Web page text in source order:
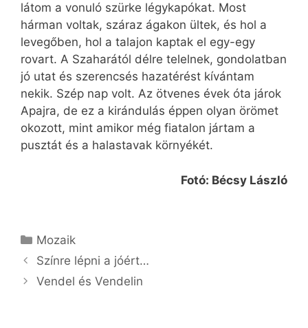
látom a vonuló szürke légykapókat. Most
hárman voltak, száraz ágakon ültek, és hol a
levegőben, hol a talajon kaptak el egy-egy
rovart. A Szaharától délre telelnek, gondolatban
jó utat és szerencsés hazatérést kívántam
nekik. Szép nap volt. Az ötvenes évek óta járok
Apajra, de ez a kirándulás éppen olyan örömet
okozott, mint amikor még fiatalon jártam a
pusztát és a halastavak környékét.
Fotó: Bécsy László
Kategória
Mozaik
Színre lépni a jóért…
Vendel és Vendelin